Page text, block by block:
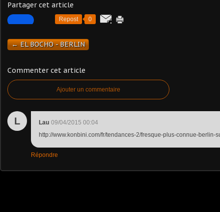
Partager cet article
Repost 0
← EL BOCHO - BERLIN
Commenter cet article
Ajouter un commentaire
L Lau 09/04/2015 00:04
http://www.konbini.com/fr/tendances-2/fresque-plus-connue-berlin-
Répondre